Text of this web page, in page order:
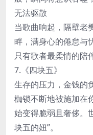
无法驱散
当歌曲响起，隔壁老
畔，满身心的倦怠与
只有歌者最柔情的陪伴
7.《四块五》
生存的压力，金钱的
枷锁不断地被施加在
始变得脆弱且奢侈。
块五的妞”。